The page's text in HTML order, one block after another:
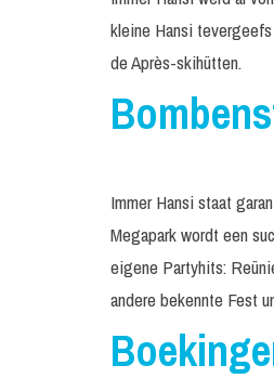
kleine Hansi
de Après-skihütten.
Immer Hansi staat
Megapark wordt een
eigene Partyhits:
andere bekennte Fest